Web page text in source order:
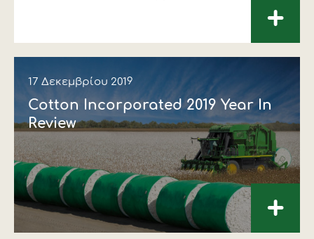
+
17 Δεκεμβρίου 2019
Cotton Incorporated 2019 Year In
Review
+